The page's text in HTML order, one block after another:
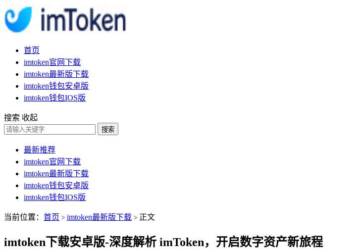
首页
imtoken官网下载
imtoken最新版下载
imtoken钱包安卓版
imtoken钱包IOS版
搜索 收起
搜索
最新推荐
imtoken官网下载
imtoken最新版下载
imtoken钱包安卓版
imtoken钱包IOS版
当前位置： 首页 > imtoken最新版下载 > 正文
imtoken下载安卓版-深度解析 imToken，开启数字资产新旅程